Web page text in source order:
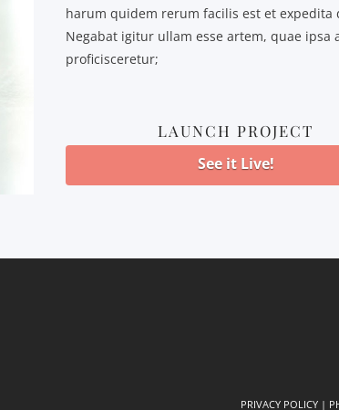
harum quidem rerum facilis est et expedita
Negabat igitur ullam esse artem, quae ipsa
proficisceretur;
LAUNCH PROJECT
See it Live!
PRIVACY POLICY |